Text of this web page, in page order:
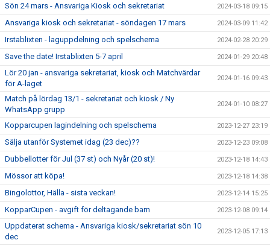
Sön 24 mars - Ansvariga Kiosk och sekretariat 2024-03-18 09:15
Ansvariga kiosk och sekretariat - söndagen 17 mars 2024-03-09 11:42
Irstablixten - laguppdelning och spelschema 2024-02-28 20:29
Save the date! Irstablixten 5-7 april 2024-01-29 20:48
Lör 20 jan - ansvariga sekretariat, kiosk och Matchvärdar
för A-laget
2024-01-16 09:43
Match på lördag 13/1 - sekretariat och kiosk / Ny
WhatsApp grupp
2024-01-10 08:27
Kopparcupen lagindelning och spelschema 2023-12-27 23:19
Sälja utanför Systemet idag (23 dec)?? 2023-12-23 09:08
Dubbellotter för Jul (37 st) och Nyår (20 st)! 2023-12-18 14:43
Mössor att köpa! 2023-12-18 14:38
Bingolottor, Hälla - sista veckan! 2023-12-14 15:25
KopparCupen - avgift för deltagande barn 2023-12-08 09:14
Uppdaterat schema - Ansvariga kiosk/sekretariat sön 10
dec
2023-12-05 17:13